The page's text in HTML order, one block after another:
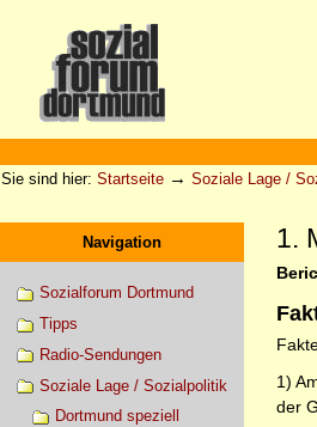
Werkzeuge
Sie sind hier: Startseite → Soziale Lage /
Navigation
Sozialforum Dortmund
Tipps
Radio-Sendungen
Soziale Lage / Sozialpolitik
Dortmund speziell
1.
1)
der